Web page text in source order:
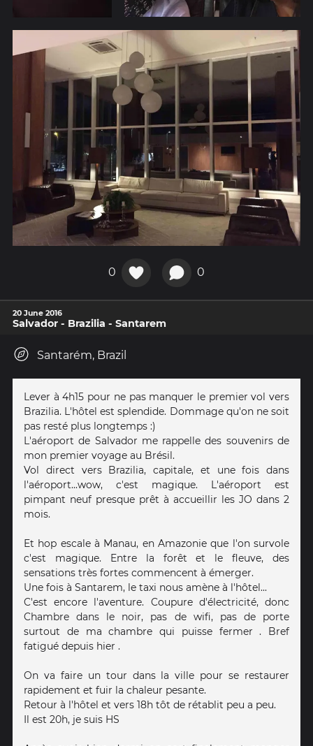
0 0
20 June 2016
Salvador - Brazilia - Santarem
Santarém, Brazil
Lever à 4h15 pour ne pas manquer le premier vol vers
Brazilia. L'hôtel est splendide. Dommage qu'on ne soit
pas resté plus longtemps :)
L'aéroport de Salvador me rappelle des souvenirs de
mon premier voyage au Brésil.
Vol direct vers Brazilia, capitale, et une fois dans
l'aéroport...wow, c'est magique. L'aéroport est
pimpant neuf presque prêt à accueillir les JO dans 2
mois.
Et hop escale à Manau, en Amazonie que l'on survole
c'est magique. Entre la forêt et le fleuve, des
sensations très fortes commencent à émerger.
Une fois à Santarem, le taxi nous amène à l'hôtel...
C'est encore l'aventure. Coupure d'électricité, donc
Chambre dans le noir, pas de wifi, pas de porte
surtout de ma chambre qui puisse fermer . Bref
fatigué depuis hier .
On va faire un tour dans la ville pour se restaurer
rapidement et fuir la chaleur pesante.
Retour à l'hôtel et vers 18h tôt de rétablit peu a peu.
Il est 20h, je suis HS